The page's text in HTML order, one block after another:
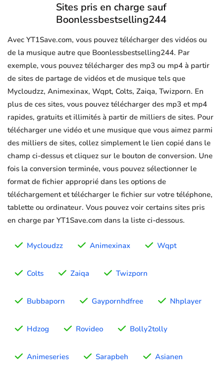
Sites pris en charge sauf
Boonlessbestselling244
Avec YT1Save.com, vous pouvez télécharger des vidéos ou
de la musique autre que Boonlessbestselling244. Par
exemple, vous pouvez télécharger des mp3 ou mp4 à partir
de sites de partage de vidéos et de musique tels que
Mycloudzz, Animexinax, Wqpt, Colts, Zaiqa, Twizporn. En
plus de ces sites, vous pouvez télécharger des mp3 et mp4
rapides, gratuits et illimités à partir de milliers de sites. Pour
télécharger une vidéo et une musique que vous aimez parmi
des milliers de sites, collez simplement le lien copié dans le
champ ci-dessus et cliquez sur le bouton de conversion. Une
fois la conversion terminée, vous pouvez sélectionner le
format de fichier approprié dans les options de
téléchargement et télécharger le fichier sur votre téléphone,
tablette ou ordinateur. Vous pouvez voir certains sites pris
en charge par YT1Save.com dans la liste ci-dessous.
Mycloudzz Animexinax Wqpt
Colts Zaiqa Twizporn
Bubbaporn Gaypornhdfree Nhplayer
Hdzog Rovideo Bolly2tolly
Animeseries Sarapbeh Asianen